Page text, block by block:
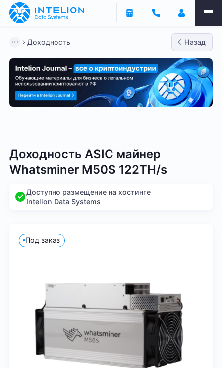
Доходность Назад
Доходность ASIC майнер
Whatsminer M50S 122TH/s
Доступно размещение на хостинге
Intelion Data Systems
Под заказ